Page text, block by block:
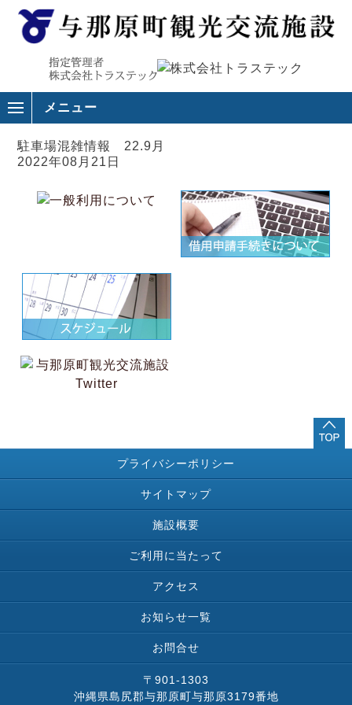
メニュー
駐車場混雑情報 22.9月
2022年08月21日
プライバシーポリシー
サイトマップ
施設概要
ご利用に当たって
アクセス
お知らせ一覧
お問合せ
〒901-1303
沖縄県島尻郡与那原町与那原3179番地